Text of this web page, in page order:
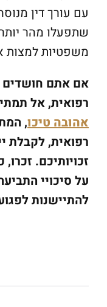
עם עורך דין
שתפעלו מהר
משפטיות למצות
אם אתם חושדים
רפואית, אל
אהובה טיכו,
רפואית, לקבלת
זכויותיכם.
על סיכויי
להתיישנות